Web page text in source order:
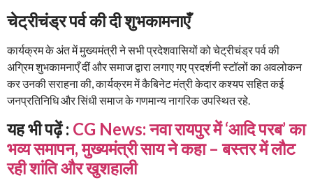
चेट्रीचंड्र पर्व की दी शुभकामनाएँ
कार्यक्रम के अंत में मुख्यमंत्री ने सभी प्रदेशवासियों को चेट्रीचंड्र पर्व की
अग्रिम शुभकामनाएँ दीं और समाज द्वारा लगाए गए प्रदर्शनी स्टॉलों का अवलोकन
कर उनकी सराहना की, कार्यक्रम में कैबिनेट मंत्री केदार कश्यप सहित कई
जनप्रतिनिधि और सिंधी समाज के गणमान्य नागरिक उपस्थित रहे.
यह भी पढ़ें : CG News: नवा रायपुर में ‘आदि परब’ का
भव्य समापन, मुख्यमंत्री साय ने कहा – बस्तर में लौट
रही शांति और खुशहाली